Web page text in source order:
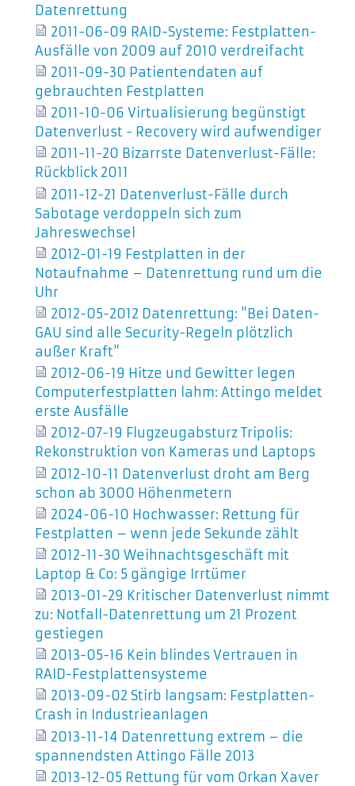
Datenrettung
2011-06-09 RAID-Systeme: Festplatten-
Ausfälle von 2009 auf 2010 verdreifacht
2011-09-30 Patientendaten auf
gebrauchten Festplatten
2011-10-06 Virtualisierung begünstigt
Datenverlust - Recovery wird aufwendiger
2011-11-20 Bizarrste Datenverlust-Fälle:
Rückblick 2011
2011-12-21 Datenverlust-Fälle durch
Sabotage verdoppeln sich zum
Jahreswechsel
2012-01-19 Festplatten in der
Notaufnahme – Datenrettung rund um die
Uhr
2012-05-2012 Datenrettung: "Bei Daten-
GAU sind alle Security-Regeln plötzlich
außer Kraft"
2012-06-19 Hitze und Gewitter legen
Computerfestplatten lahm: Attingo meldet
erste Ausfälle
2012-07-19 Flugzeugabsturz Tripolis:
Rekonstruktion von Kameras und Laptops
2012-10-11 Datenverlust droht am Berg
schon ab 3000 Höhenmetern
2024-06-10 Hochwasser: Rettung für
Festplatten – wenn jede Sekunde zählt
2012-11-30 Weihnachtsgeschäft mit
Laptop & Co: 5 gängige Irrtümer
2013-01-29 Kritischer Datenverlust nimmt
zu: Notfall-Datenrettung um 21 Prozent
gestiegen
2013-05-16 Kein blindes Vertrauen in
RAID-Festplattensysteme
2013-09-02 Stirb langsam: Festplatten-
Crash in Industrieanlagen
2013-11-14 Datenrettung extrem – die
spannendsten Attingo Fälle 2013
2013-12-05 Rettung für vom Orkan Xaver